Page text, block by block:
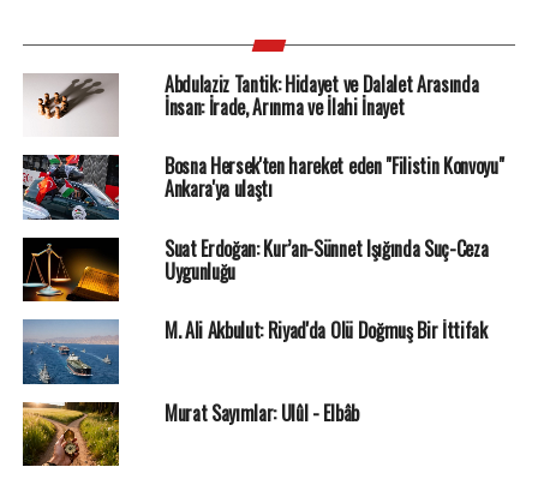
Abdulaziz Tantik: Hidayet ve Dalalet Arasında
İnsan: İrade, Arınma ve İlahi İnayet
Bosna Hersek'ten hareket eden "Filistin Konvoyu"
Ankara'ya ulaştı
Suat Erdoğan: Kur’an-Sünnet Işığında Suç-Ceza
Uygunluğu
M. Ali Akbulut: Riyad'da Ölü Doğmuş Bir İttifak
Murat Sayımlar: Ulûl - Elbâb